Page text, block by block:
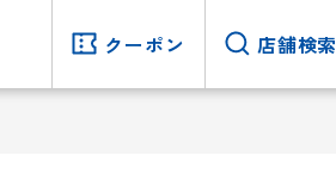
クーポン 店舗検索
クーポン 店舗検索